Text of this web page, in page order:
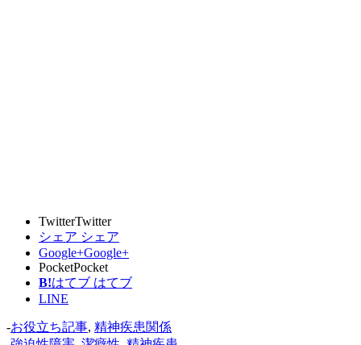
TwitterTwitter
シェア シェア
Google+Google+
PocketPocket
B!はてブ はてブ
LINE
-お役立ち記事, 精神疾患関係